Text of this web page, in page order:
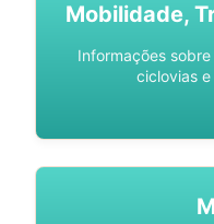
Mobilidade,
Informações
ciclovias